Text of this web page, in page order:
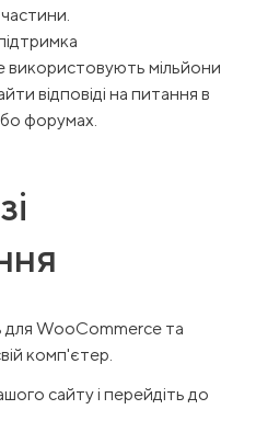
мільйони
відповіді на питання в
форумах.
WooCommerce та
комп'єтер.
сайту і перейдіть до